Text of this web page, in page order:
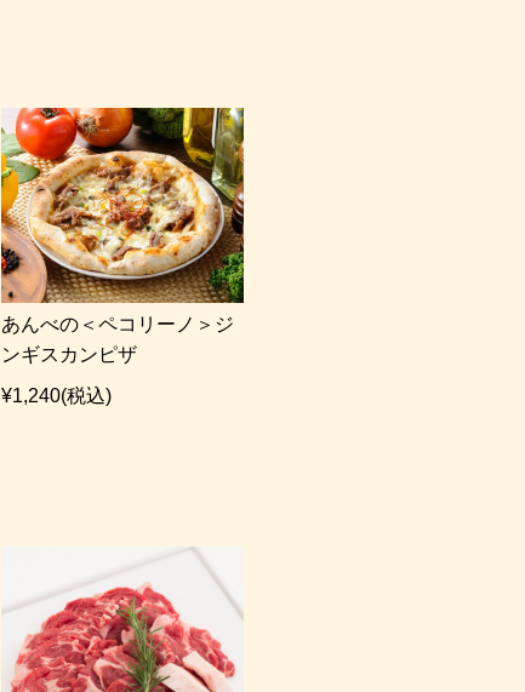
あんべの＜ペコリーノ＞ジ
ンギスカンピザ
¥1,240(税込)